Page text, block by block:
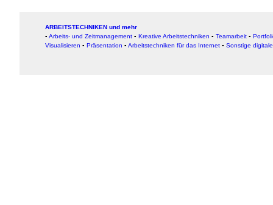
ARBEITSTECHNIKEN und mehr
▪ Arbeits- und Zeitmanagement ▪ Kreative Arbeitstechniken ▪ Teamarbeit ▪
Visualisieren ▪ Präsentation ▪ Arbeitstechniken für das Internet ▪ Sonstige